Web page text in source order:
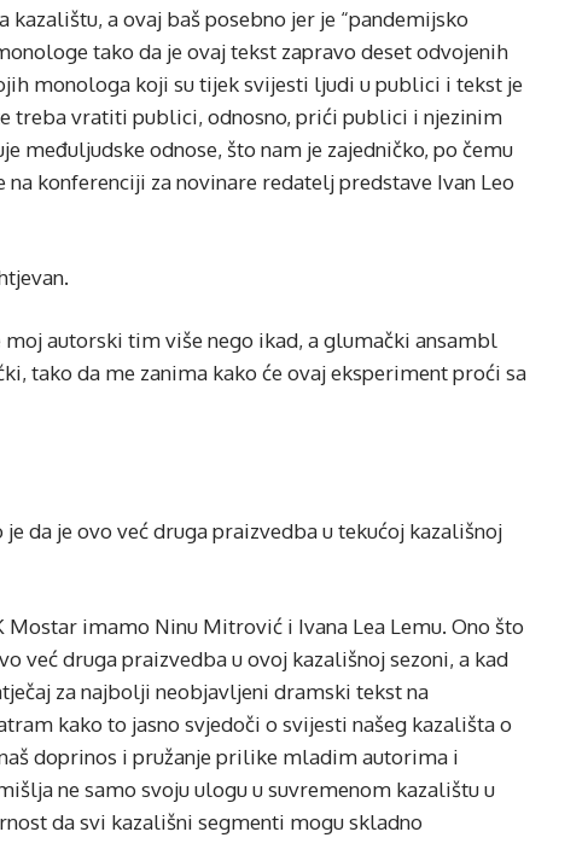
a ovaj baš posebno jer je “pandemijsko
tako da je ovaj tekst zapravo deset odvojenih
monologa koji su tijek svijesti ljudi u publici i tekst je
treba vratiti publici, odnosno, prići publici i njezinim
odnose, što nam je zajedničko, po čemu
konferenciji za novinare redatelj predstave Ivan Leo
autorski tim više nego ikad, a glumački ansambl
tako da me zanima kako će ovaj eksperiment proći sa
da je ovo već druga praizvedba u tekućoj kazališnoj
imamo Ninu Mitrović i Ivana Lea Lemu. Ono što
već druga praizvedba u ovoj kazališnoj sezoni, a kad
za najbolji neobjavljeni dramski tekst na
kako to jasno svjedoči o svijesti našeg kazališta o
doprinos i pružanje prilike mladim autorima i
ne samo svoju ulogu u suvremenom kazalištu u
da svi kazališni segmenti mogu skladno